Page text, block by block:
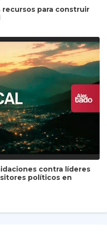
recursos para construir
contra líderes
políticos en